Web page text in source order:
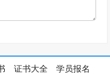
证书大全
学员报名